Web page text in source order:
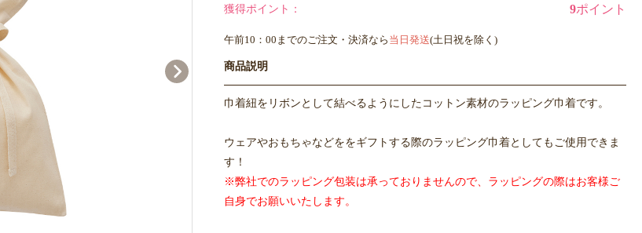
獲得ポイント： 9ポイント
午前10：00までのご注文・決済なら 当日発送(土日祝を除く)
商品説明
巾着紐をリボンとして結べるようにしたコットン素材のラッピング巾着です。
ウェアやおもちゃなどををギフトする際のラッピング巾着としてもご使用できま
す！
※弊社でのラッピング包装は承っておりませんので、ラッピングの際はお客様ご
自身でお願いいたします。